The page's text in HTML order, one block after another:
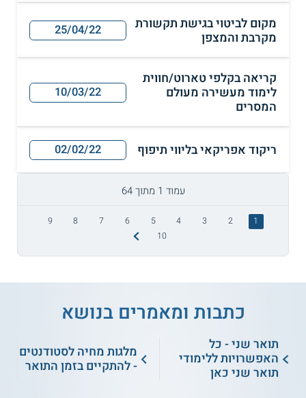
מקום לביטוי בגישת תקשורת
מקרבת והמצפן
25/04/22
קריאה בקלפי טארוט/חווית
לימוד מעשירה מעולם
המסרים
10/03/22
ריקוד אפריקאי בליווי תיפוף 02/02/22
עמוד 1 מתוך 64
1
2
3
4
5
6
7
8
9
10
כתבות ומאמרים בנושא
תואר שני - כל
האפשרויות ללימודי
תואר שני כאן
מלגות מחיה לסטודנטים
- להתקיים בזמן התואר